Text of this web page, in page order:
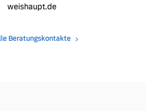
weishaupt.de
Beratungskontakte